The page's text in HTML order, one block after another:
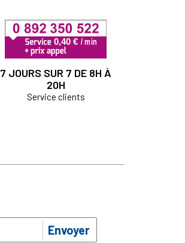
7 JOURS SUR 7 DE 8H À
20H
Service clients
Envoyer